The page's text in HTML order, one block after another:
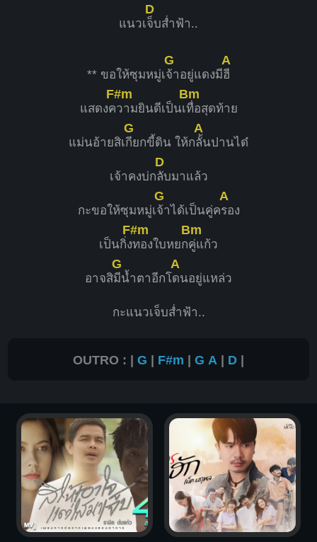
แนวเ
D
จ็บส่ำฟ้า..
** ขอให้ซุมหมู่เ
G
จ้าอยู่แดงมี
A
ฮี
แสดงค
F#m
วามยินดีเป็นเ
Bm
ทื่อสุดท้าย
แม่นอ้ายสิเ
G
กียกขี้ดิน ให้ก
A
ลั้นปานได๋
เจ้าคงบ่ก
D
ลับมาแล้ว
กะขอให้ซุมหมู่เ
G
จ้าได้เป็นคู่ค
A
รอง
เป็นกิ่ง
F#m
ทองใบหยก
Bm
คู่แก้ว
อาจสิ
G
มีน้ำตาอีกโ
A
ดนอยู่แหล่ว
กะแนวเจ็บส่ำฟ้า..
OUTRO : | G | F#m | G A | D |